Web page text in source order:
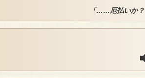
「……厄払いか